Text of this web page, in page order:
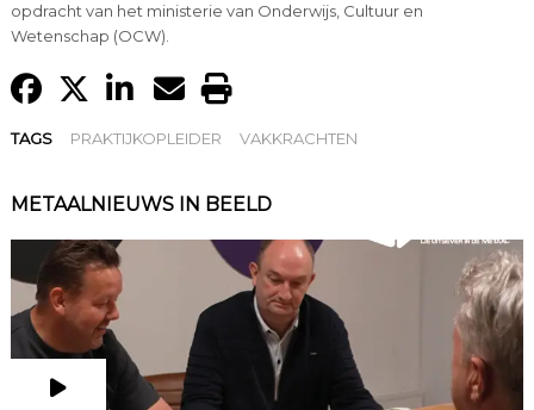
opdracht van het ministerie van Onderwijs, Cultuur en
Wetenschap (OCW).
TAGS PRAKTIJKOPLEIDER VAKKRACHTEN
METAALNIEUWS IN BEELD